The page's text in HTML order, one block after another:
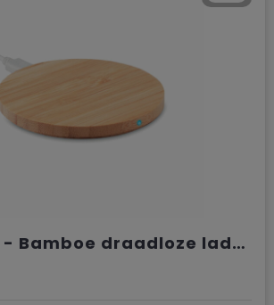
RUNDO LUX - Bamboe draadloze lader 15W